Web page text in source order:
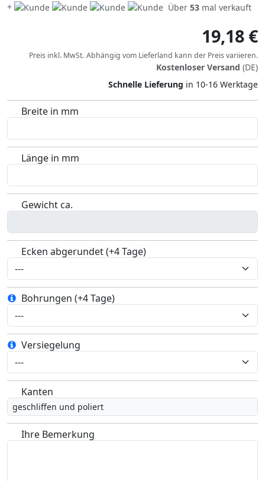
+
Über 53 mal verkauft
19,18 €
Preis inkl. MwSt. Abhängig vom Lieferland kann der Preis variieren.
Kostenloser Versand (DE)
Schnelle Lieferung in 10-16 Werktage
Breite in mm
Länge in mm
Gewicht ca.
Ecken abgerundet (+4 Tage)
Bohrungen (+4 Tage)
Versiegelung
Kanten
geschliffen und poliert
Ihre Bemerkung